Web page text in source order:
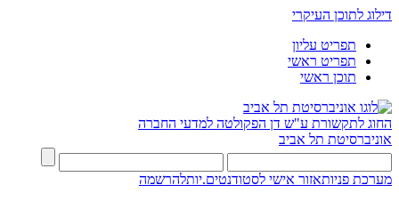
דילוג לתוכן העיקרי
תפריט עליון
תפריט ראשי
תוכן ראשי
החוג לתקשורת ע"ש דן הפקולטה למדעי החברה
אוניברסיטת תל אביב
מערכת פניותאזור אישי לסטודנטים.יותלהרשמה